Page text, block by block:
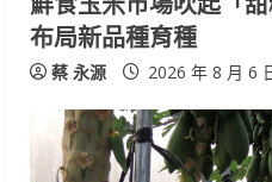
g
布局新品種育種
蔡 永源 2026 年 8 月 6